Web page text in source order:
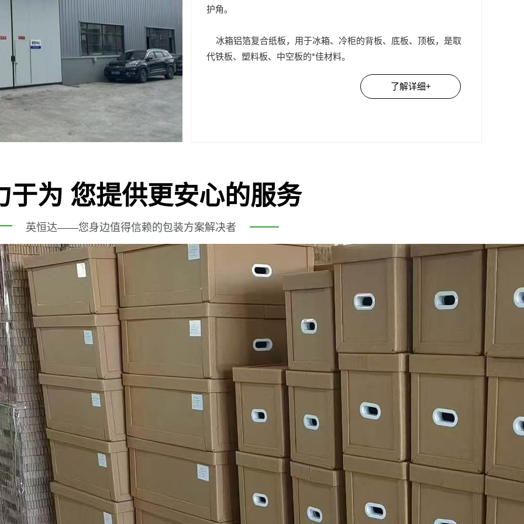
护角。
冰箱铝箔复合纸板，用于冰箱、冷柜的背板、底板、顶板，是取
代铁板、塑料板、中空板的*佳材料。
了解详细+
于为 您提供更安心的服务
英恒达——您身边值得信赖的包装方案解决者